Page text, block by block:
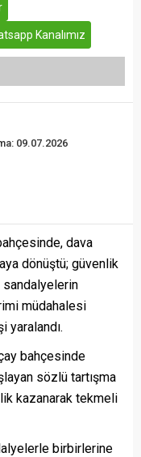
Kanalımız
09.07.2026
dava
dönüştü; güvenlik
sandalyelerin
müdahalesi
yaralandı.
bahçesinde
sözlü tartışma
kazanarak tekmeli
birbirlerine